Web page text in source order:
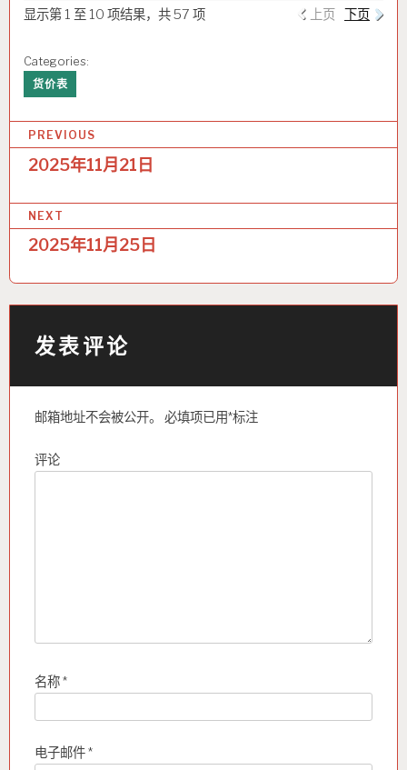
显示第 1 至 10 项结果，共 57 项
上页 下页
Categories:
货价表
文
章
导
航
PREVIOUS
2025年11月21日
NEXT
2025年11月25日
发表评论
邮箱地址不会被公开。 必填项已用*标注
评论
名称*
电子邮件*